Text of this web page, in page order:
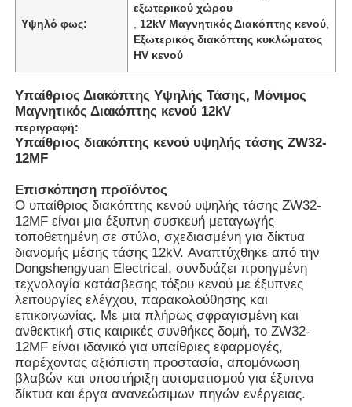
Υψηλό φως:
εξωτερικού χώρου
12kV Μαγνητικός Διακόπτης κενού
Εξωτερικός διακόπτης κυκλώματος
HV κενού
Υπαίθριος Διακόπτης Υψηλής Τάσης, Μόνιμος
Μαγνητικός Διακόπτης κενού 12kV
περιγραφή:
Υπαίθριος διακόπτης κενού υψηλής τάσης ZW32-
12MF
Επισκόπηση προϊόντος
Ο υπαίθριος διακόπτης κενού υψηλής τάσης ZW32-
12MF είναι μια έξυπνη συσκευή μεταγωγής
τοποθετημένη σε στύλο, σχεδιασμένη για δίκτυα
διανομής μέσης τάσης 12kV. Αναπτύχθηκε από την
Dongshengyuan Electrical, συνδυάζει προηγμένη
τεχνολογία κατάσβεσης τόξου κενού με έξυπνες
λειτουργίες ελέγχου, παρακολούθησης και
επικοινωνίας. Με μια πλήρως σφραγισμένη και
ανθεκτική στις καιρικές συνθήκες δομή, το ZW32-
12MF είναι ιδανικό για υπαίθριες εφαρμογές,
παρέχοντας αξιόπιστη προστασία, απομόνωση
βλαβών και υποστήριξη αυτοματισμού για έξυπνα
δίκτυα και έργα ανανεώσιμων πηγών ενέργειας.